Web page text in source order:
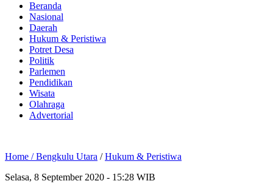
Beranda
Nasional
Daerah
Hukum & Peristiwa
Potret Desa
Politik
Parlemen
Pendidikan
Wisata
Olahraga
Advertorial
Home /Bengkulu Utara /Hukum & Peristiwa
Selasa, 8 September 2020 - 15:28 WIB